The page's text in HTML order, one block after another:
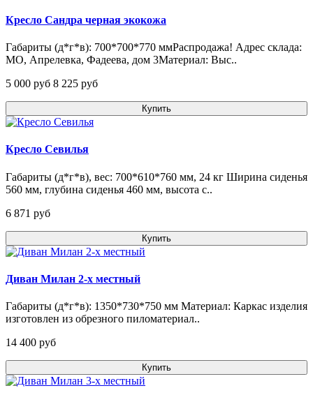
Кресло Сандра черная экокожа
Габариты (д*г*в): 700*700*770 ммРаспродажа! Адрес склада:
МО, Апрелевка, Фадеева, дом 3Материал: Выс..
5 000 pуб 8 225 pуб
Купить
Кресло Севилья
Габариты (д*г*в), вес: 700*610*760 мм, 24 кг Ширина сиденья
560 мм, глубина сиденья 460 мм, высота с..
6 871 pуб
Купить
Диван Милан 2-х местный
Габариты (д*г*в): 1350*730*750 мм Материал: Каркас изделия
изготовлен из обрезного пиломатериал..
14 400 pуб
Купить